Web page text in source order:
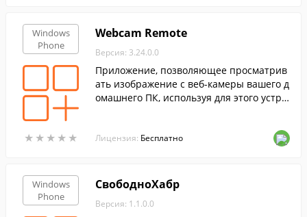
Windows
Phone
★ ★ ★ ★ ★
★ ★ ★ ★ ★
Webcam Remote
Версия: 3.24.0.0
Приложение, позволяющее просматрив
ать изображение с веб-камеры вашего д
омашнего ПК, используя для этого устро
Лицензия: Бесплатно
Windows
Phone
СвободноХабр
Версия: 1.1.0.0